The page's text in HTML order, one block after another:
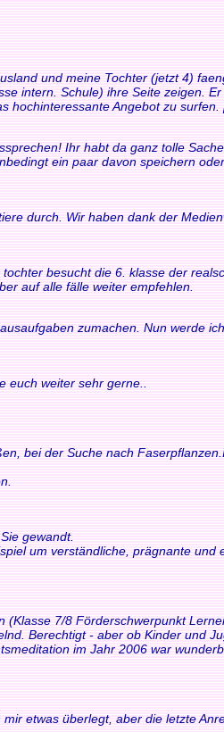
und meine Tochter (jetzt 4)
intern. Schule) ihre Seite zeigen.
Angebot zu
Ihr habt da ganz tolle
ein paar davon speichern
durch. Wir haben dank der
besucht die 6. klasse der
auf alle fälle weiter empfehlen.
zumachen. Nun werde
euch weiter sehr gerne..
bei der Suche nach
gewandt.
um verständliche, prägnante
(Klasse 7/8 Förderschwerpunkt
Berechtigt - aber ob Kinder und
im Jahr 2006 war
etwas überlegt, aber die letzte